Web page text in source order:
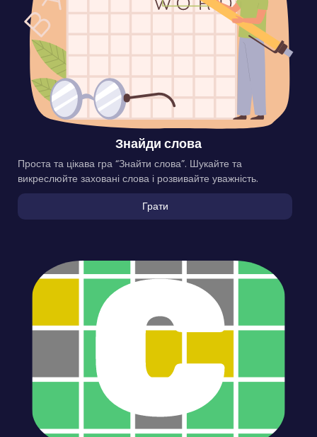
Знайди слова
Проста та цікава гра “Знайти слова”. Шукайте та
викреслюйте заховані слова і розвивайте уважність.
Грати